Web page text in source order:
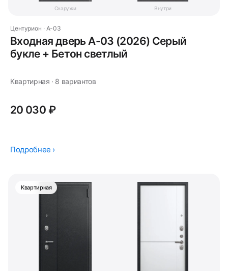
Снаружи Внутри
Центурион · A-03
Входная дверь A-03 (2026) Серый
букле + Бетон светлый
Квартирная · 8 вариантов
20 030 ₽
Подробнее ›
Квартирная